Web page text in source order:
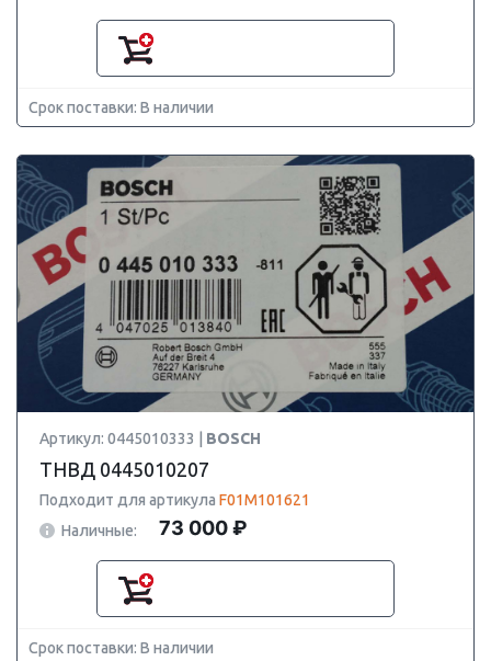
Срок поставки: В наличии
Артикул: 0445010333 | BOSCH
ТНВД 0445010207
Подходит для артикула F01M101621
Наличные:
73 000 ₽
Срок поставки: В наличии